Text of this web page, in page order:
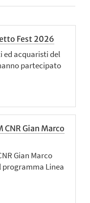
Fest 2026
acquaristi del
partecipato
Gian Marco
Gian Marco
programma Linea